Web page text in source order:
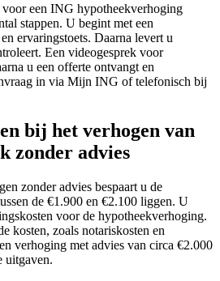
een ING hypotheekverhoging
stappen. U begint met een
ervaringstoets. Daarna levert u
Een videogesprek voor
u een offerte ontvangt en
in via Mijn ING of telefonisch bij
bij het verhogen van
zonder advies
zonder advies bespaart u de
de €1.900 en €2.100 liggen. U
voor de hypotheekverhoging.
kosten, zoals notariskosten en
verhoging met advies van circa €2.000
uitgaven.